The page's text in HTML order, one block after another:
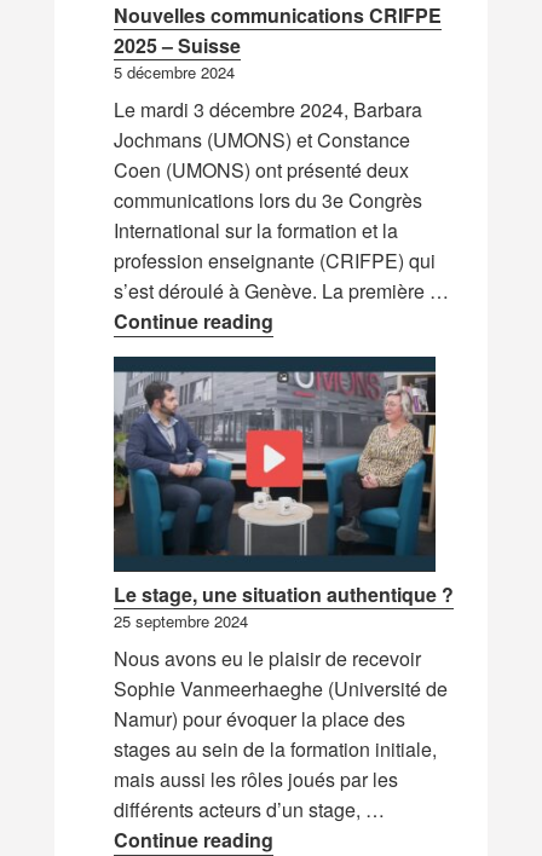
Nouvelles communications CRIFPE
2025 – Suisse
5 décembre 2024
Le mardi 3 décembre 2024, Barbara
Jochmans (UMONS) et Constance
Coen (UMONS) ont présenté deux
communications lors du 3e Congrès
International sur la formation et la
profession enseignante (CRIFPE) qui
s’est déroulé à Genève. La première …
Continue readingNouvelles communications
Le stage, une situation authentique ?
25 septembre 2024
Nous avons eu le plaisir de recevoir
Sophie Vanmeerhaeghe (Université de
Namur) pour évoquer la place des
stages au sein de la formation initiale,
mais aussi les rôles joués par les
différents acteurs d’un stage, …
Continue readingLe stage, une situation